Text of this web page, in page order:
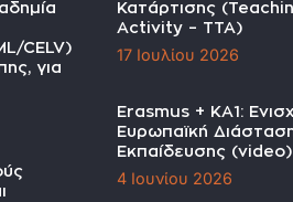
CELV)
για
Κατάρτισης
Activity – TTA)
17 Ιουλίου 2026
Erasmus + KA1:
Ευρωπαϊκή
Εκπαίδευσης (video)
4 Ιουνίου 2026